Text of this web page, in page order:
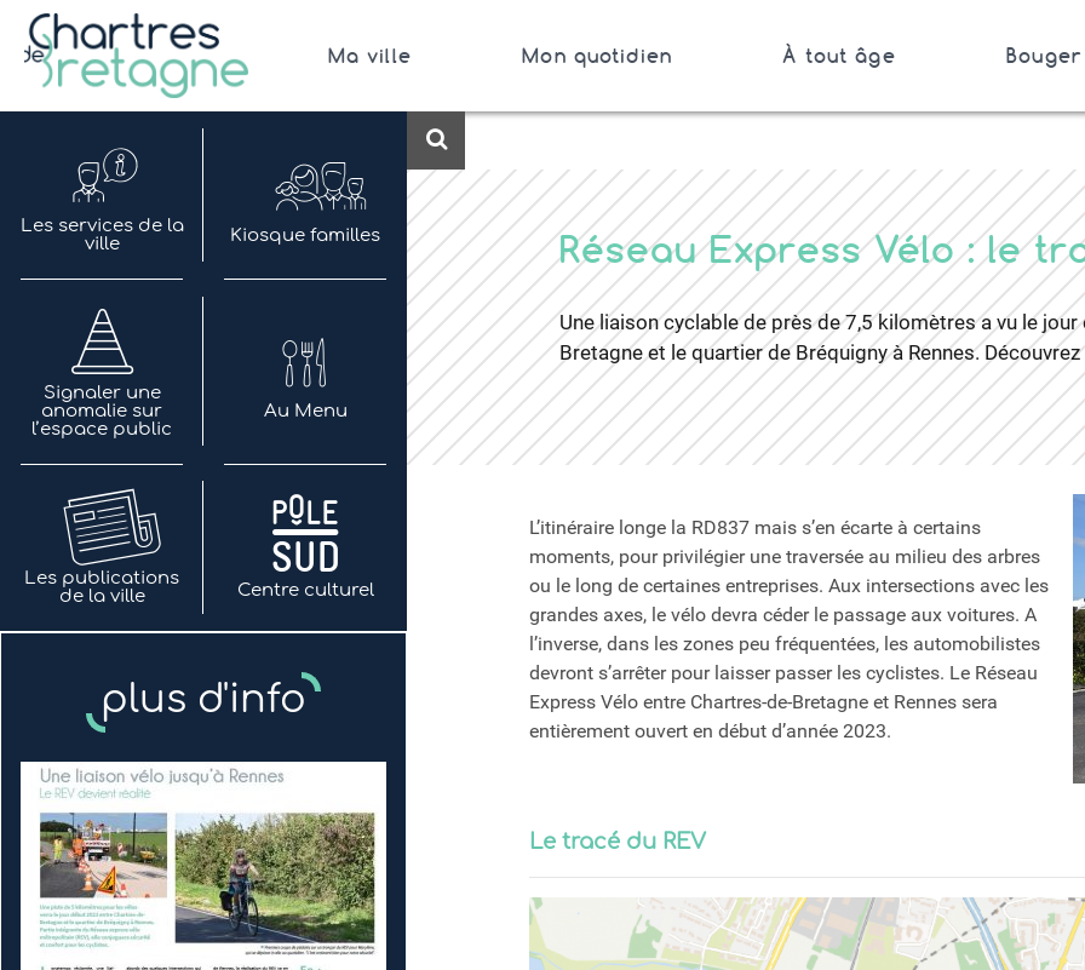
Aller
contenu
Bienvenue sur le site de la ville de Chartres de Bretagne
Ville Zéro phyto / 4 fleurs
Ma ville Mon quotidien À tout âge
Rechercher
Réseau Express Vélo : le
Une liaison cyclable de près de 7,5 kilomètres a vu le jour
Bretagne et le quartier de Bréquigny à Rennes.
L’itinéraire longe la RD837 mais s’en écarte à certains
moments, pour privilégier une traversée au milieu des arbres
ou le long de certaines entreprises. Aux intersections avec les
grandes axes, le vélo devra céder le passage aux voitures. A
l’inverse, dans les zones peu fréquentées, les automobilistes
devront s’arrêter pour laisser passer les cyclistes. Le Réseau
Express Vélo entre Chartres-de-Bretagne et Rennes sera
entièrement ouvert en début d’année 2023.
Le tracé du REV
Les services de la
ville
Kiosque familles
Signaler une
anomalie sur
l’espace public
Au Menu
Les publications
de la ville
Centre culturel
plus d'info